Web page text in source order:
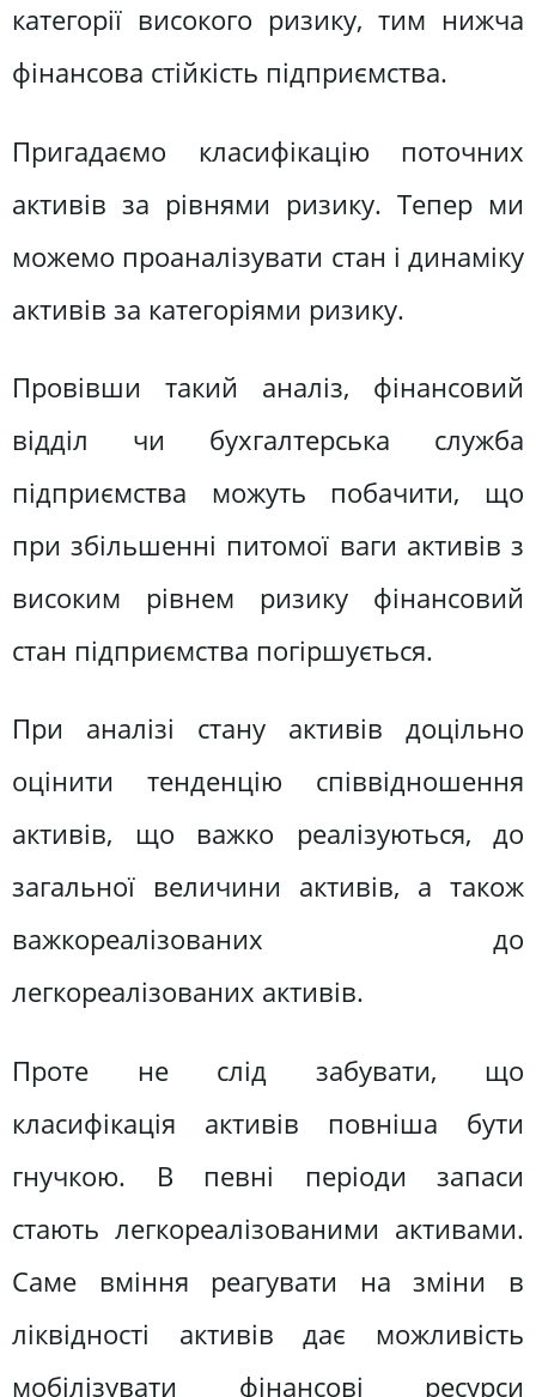
категорії високого ризику, тим нижча
фінансова стійкість підприємства.
Пригадаємо класифікацію поточних
активів за рівнями ризику. Тепер ми
можемо проаналізувати стан і динаміку
активів за категоріями ризику.
Провівши такий аналіз, фінансовий
відділ чи бухгалтерська служба
підприємства можуть побачити, що
при збільшенні питомої ваги активів з
високим рівнем ризику фінансовий
стан підприємства погіршується.
При аналізі стану активів доцільно
оцінити тенденцію співвідношення
активів, що важко реалізуються, до
загальної величини активів, а також
важкореалізованих до
легкореалізованих активів.
Проте не слід забувати, що
класифікація активів повніша бути
гнучкою. В певні періоди запаси
стають легкореалізованими активами.
Саме вміння реагувати на зміни в
ліквідності активів дає можливість
мобілізувати фінансові ресурси